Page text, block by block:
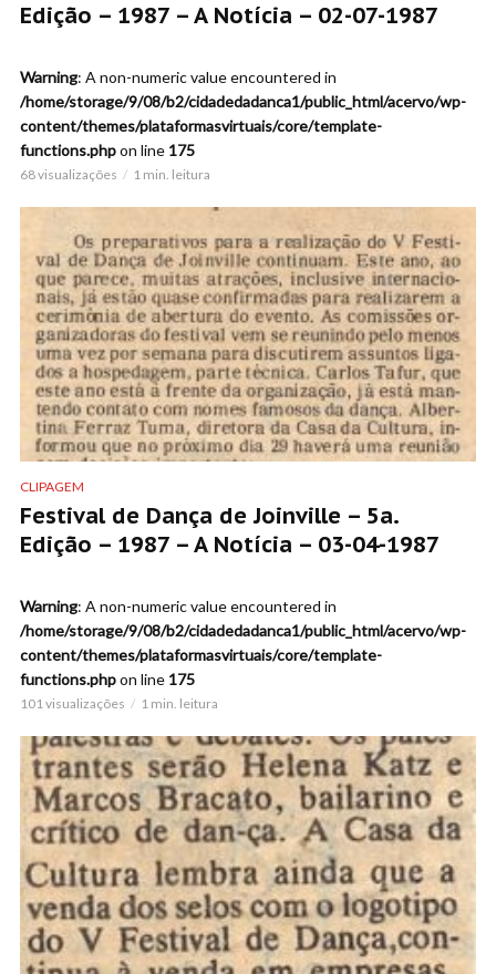
Edição – 1987 – A Notícia – 02-07-1987
Warning: A non-numeric value encountered in
/home/storage/9/08/b2/cidadedadanca1/public_html/acervo/wp-
content/themes/plataformasvirtuais/core/template-
functions.phpon line 175
68 visualizações 1 min. leitura
CLIPAGEM
Festival de Dança de Joinville – 5a.
Edição – 1987 – A Notícia – 03-04-1987
Warning: A non-numeric value encountered in
/home/storage/9/08/b2/cidadedadanca1/public_html/acervo/wp-
content/themes/plataformasvirtuais/core/template-
functions.phpon line 175
101 visualizações 1 min. leitura